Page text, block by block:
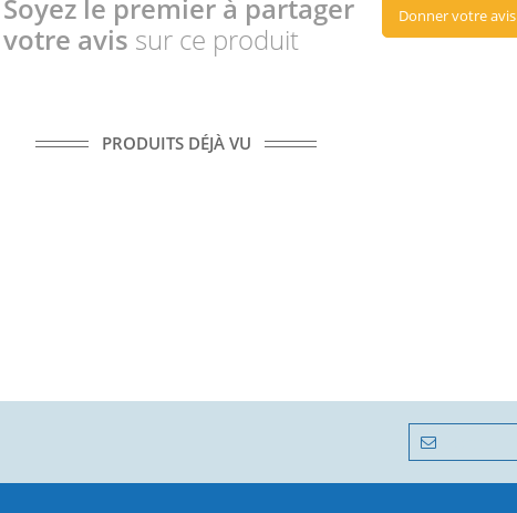
Soyez le premier à partager
votre avis sur ce produit
Donner votre avis
PRODUITS DÉJÀ VU